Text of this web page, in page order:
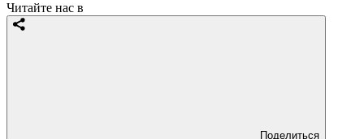
Читайте нас в
Поделиться